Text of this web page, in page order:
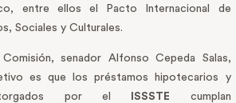
entre ellos el Pacto Internacional de
Sociales y Culturales.
senador Alfonso Cepeda Salas,
es que los préstamos hipotecarios y
otorgados por el
ISSSTE cumplan